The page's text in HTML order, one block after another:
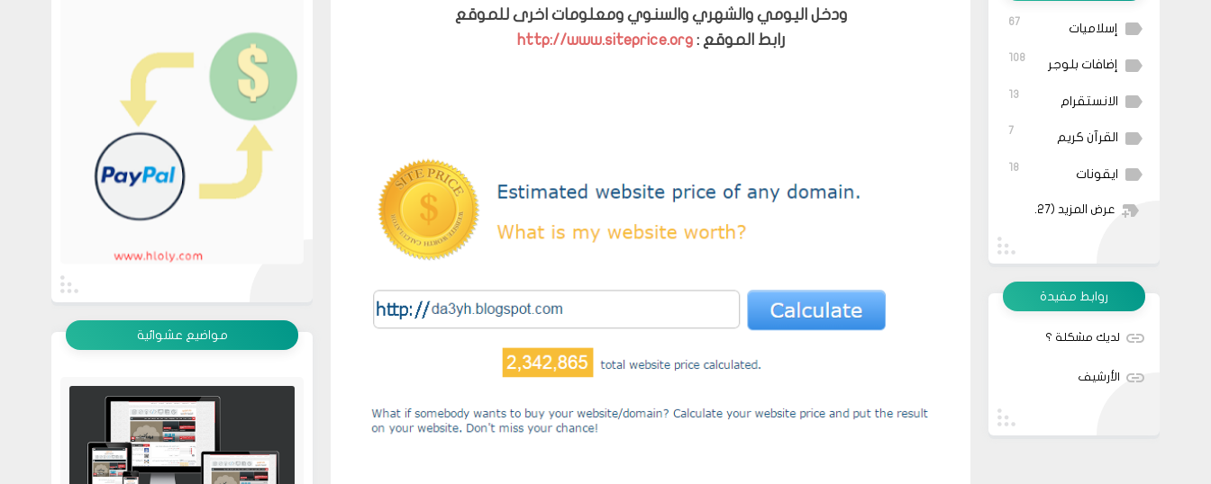
ودخل اليومي والشهري والسنوي ومعلومات اخرى للموقع
رابط الموقع : http://www.siteprice.org
إسلاميات 67
إضافات بلوجر 108
الانستقرام 13
القرآن كريم 7
ايقونات 18
عرض المزيد (27)
روابط مفيدة
لديك مشكلة ؟
الأرشيف
مواضيع عشوائية